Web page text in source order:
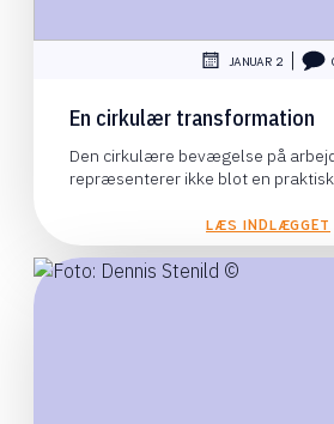
JANUAR 2
En cirkulær transformation
Den cirkulære bevægelse på
repræsenterer ikke blot en
LÆS INDLÆGGET